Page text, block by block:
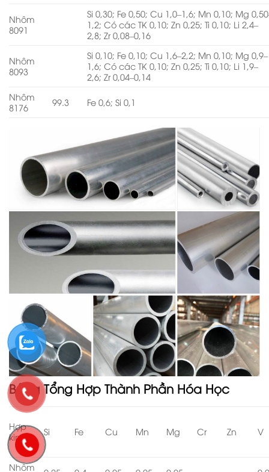
Nhôm
8091
Si 0,30; Fe 0,50; Cu 1,0–1,6; Mn 0,10; Mg
1,2; Có các TK 0,10; Zn 0,25; Ti 0,10; Li 2,4–
2,8; Zr 0,08–0,16
Nhôm
8093
Si 0,10; Fe 0,10; Cu 1,6–2,2; Mn 0,10; Mg 0,9–
1,6; Có các TK 0,10; Zn 0,25; Ti 0,10; Li 1,9–
2,6; Zr 0,04–0,14
Nhôm
8176
99.3 Fe 0,6; Si 0,1
Bảng Tổng Hợp Thành Phần Hóa Học
Hợp
kim
Si Fe Cu Mn Mg Cr Zn V
Nhôm